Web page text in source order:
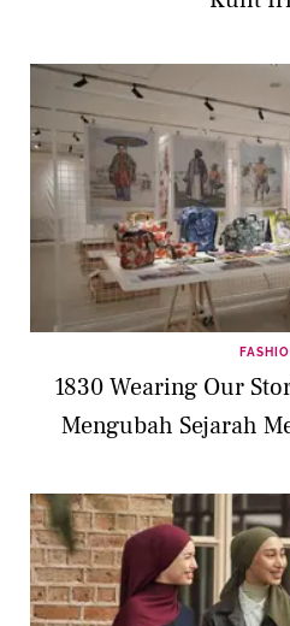
1830 Wearing Our
Mengubah Sejarah